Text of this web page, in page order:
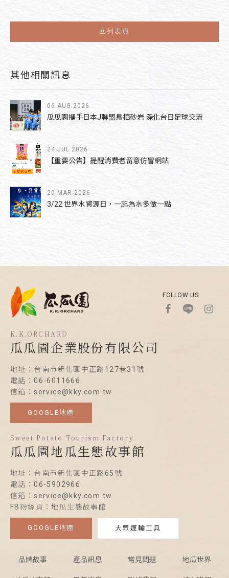
回列表頁
其他相關訊息
06.AUG.2026
瓜瓜園攜手日本J聯盟鳥栖砂岩 深化台日足球交流
24.JUL.2026
【重要公告】提醒消費者留意仿冒網站
20.MAR.2026
3/22 世界水資源日，一起為水多做一點
FOLLOW US
K.K.ORCHARD
瓜瓜園企業股份有限公司
地址：台南市新化區中正路127巷31號
電話：06-6011666
信箱：service@kky.com.tw
GOOGLE地圖
Sweet Potato Tourism Factory
瓜瓜園地瓜生態故事館
地址：台南市新化區中正路65號
電話：06-5902966
信箱：service@kky.com.tw
FB粉絲頁：地瓜生態故事館
GOOGLE地圖 大眾運輸工具
品牌故事 產品訊息 常見問題 地瓜世界